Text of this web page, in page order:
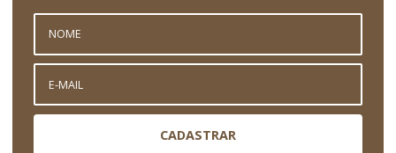
CADASTRAR